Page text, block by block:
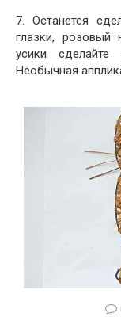
7. Останется
глазки, розовый
усики
Необычная